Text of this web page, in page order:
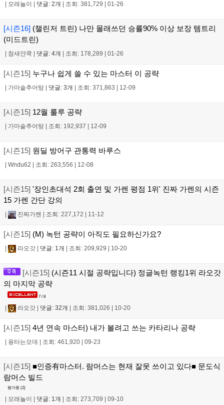
모래놀이 댓글: 2개 조회: 381,729 01-26
[시즌16] (챌린저 트린) 나만 몰래쓰던 승률90% 이상 보장 템트리
(미드트린)
참새얀쿡 댓글: 4개 조회: 178,289 01-26
[시즌15] 누구나 쉽게 쓸 수 있는 마스터 이 공략
가마솥추어탕 댓글: 3개 조회: 371,863 12-09
[시즌15] 12월 룰루 공략
가마솥추어탕 조회: 192,937 12-09
[시즌15] 원딜 방어구 관통력 바루스
Wndu62 조회: 263,556 12-08
[시즌15] '장인초대석 2회 출연 및 가렌 평점 1위' 진짜 가렌의 시즌
15 가렌 간단 강의
진짜가렌 조회: 227,172 11-12
[시즌15] (M) 녹턴 공략이 아직도 필요하신가요?
라오갓 댓글: 1개 조회: 209,929 10-20
[시즌15] (시즌11 시절 공략입니다) 정글녹턴 랭킹1위 라오갓
의 마지막 공략
7 / 8
| 라오갓 | 댓글: 32개 | 조회: 381,026 | 10-20
[시즌15] 4년 연속 마스터) 내가 볼려고 쓰는 카타리나 공략
| 용타는모데 | 조회: 461,920 | 09-23
[시즌15] ■인증有마스터. 람머스는 현재 잘못 쓰이고 있다■ 문도식
람머스 빌드
평가중 (2)
모래놀이 댓글: 1개 조회: 273,709 09-10